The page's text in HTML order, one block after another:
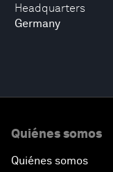
Headquarters
Germany
Quiénes somos
Quiénes somos